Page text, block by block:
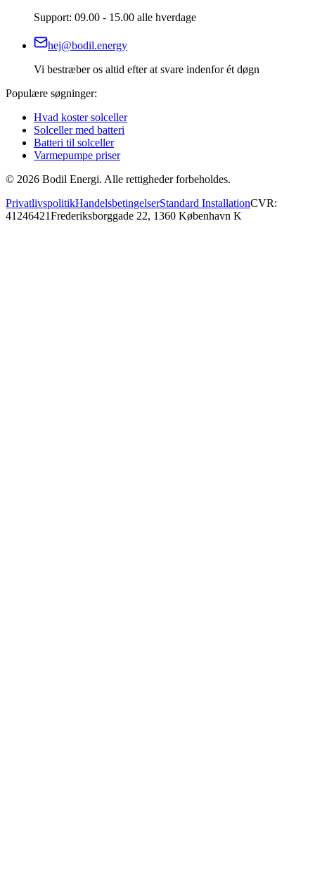
Support: 09.00 - 15.00 alle hverdage
hej@bodil.energy
Vi bestræber os altid efter at svare indenfor ét døgn
Populære søgninger:
Hvad koster solceller
Solceller med batteri
Batteri til solceller
Varmepumpe priser
© 2026 Bodil Energi. Alle rettigheder forbeholdes.
PrivatlivspolitikHandelsbetingelserStandard InstallationCVR:
41246421Frederiksborggade 22, 1360 København K